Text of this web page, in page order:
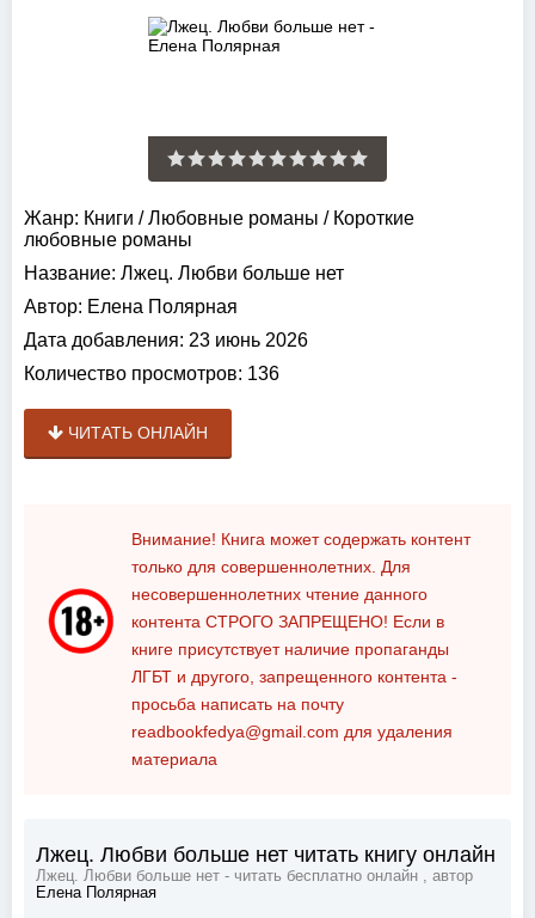
Жанр: Книги /Любовные романы / Короткие
любовные романы
Название: Лжец. Любви больше нет
Автор: Елена Полярная
Дата добавления: 23 июнь 2026
Количество просмотров: 136
ЧИТАТЬ ОНЛАЙН
Внимание! Книга может содержать контент
только для совершеннолетних. Для
несовершеннолетних чтение данного
контента СТРОГО ЗАПРЕЩЕНО! Если в
книге присутствует наличие пропаганды
ЛГБТ и другого, запрещенного контента -
просьба написать на почту
readbookfedya@gmail.com для удаления
материала
Лжец. Любви больше нет читать книгу онлайн
Лжец. Любви больше нет - читать бесплатно онлайн , автор
Елена Полярная